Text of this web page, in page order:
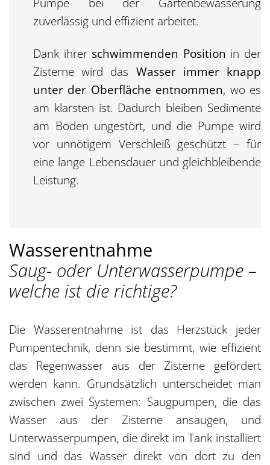
zuverlässig und effizient arbeitet.
Dank ihrer schwimmenden Position in der
Zisterne wird das Wasser immer knapp
unter der Oberfläche entnommen, wo es
am klarsten ist. Dadurch bleiben Sedimente
am Boden ungestört, und die Pumpe wird
vor unnötigem Verschleiß geschützt – für
eine lange Lebensdauer und gleichbleibende
Leistung.
Wasserentnahme
Saug- oder Unterwasserpumpe –
welche ist die richtige?
Die Wasserentnahme ist das Herzstück jeder
Pumpentechnik, denn sie bestimmt, wie effizient
das Regenwasser aus der Zisterne gefördert
werden kann. Grundsätzlich unterscheidet man
zwischen zwei Systemen: Saugpumpen, die das
Wasser aus der Zisterne ansaugen, und
Unterwasserpumpen, die direkt im Tank installiert
sind und das Wasser direkt von dort zu den